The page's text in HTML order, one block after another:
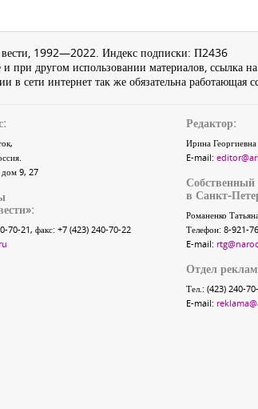
вести, 1992—2022. Индекс подписки: П2436
при другом использовании материалов, ссылка на
в сети интернет так же обязательна работающая
,
.
9, 27
»:
70-21, факс: +7 (423) 240-70-22
Редактор:
Ирина Георгиевна
E-mail:
Собственный
в Санкт-
Романенко
Телефон: 8-921-
E-mail:
Отдел
Тел.: (423) 240-
E-mail: